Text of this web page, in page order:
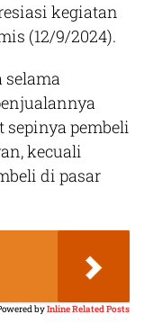
kegiatan
(12/9/2024).
selama
pembeli
kecuali
di pasar
byInline Related Posts